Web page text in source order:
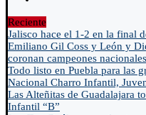
Reciente
Jalisco hace el 1-2 en la final
Emiliano Gil Coss y León y
coronan campeones
Todo listo en Puebla para las
Nacional Charro Infantil,
Las Alteñitas de Guadalajara
Infantil “B”